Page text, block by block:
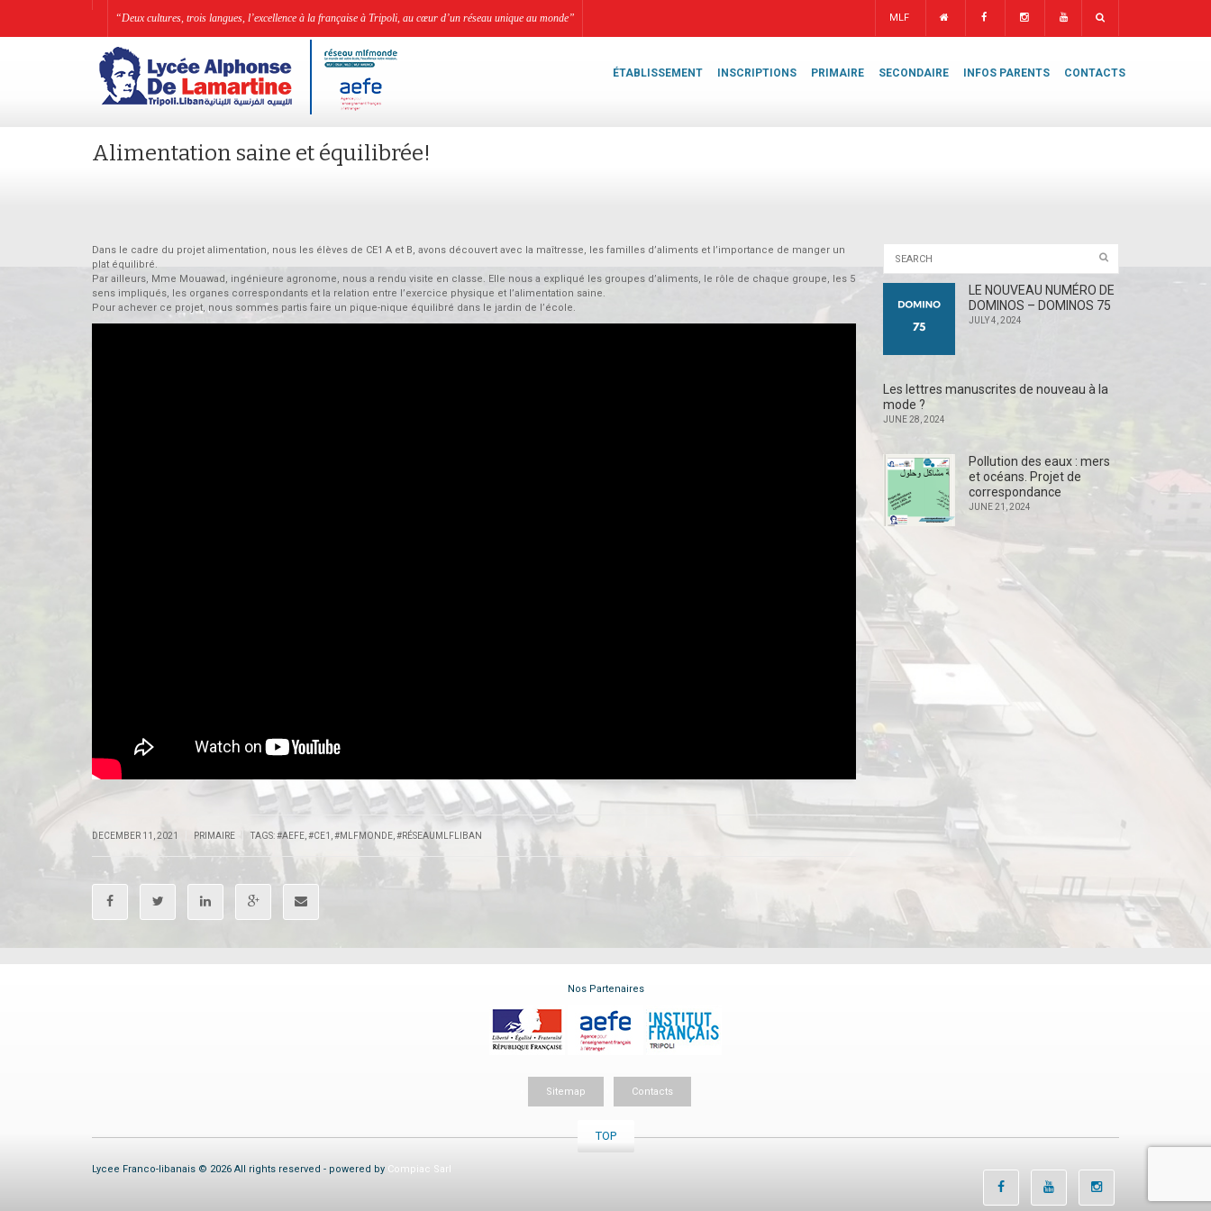
“Deux cultures, trois langues, l’excellence à la française à Tripoli, au cœur d’un réseau unique au monde” MLF
ÉTABLISSEMENT INSCRIPTIONS PRIMAIRE SECONDAIRE INFOS PARENTS CONTACTS
Alimentation saine et équilibrée!
Dans le cadre du projet alimentation, nous les élèves de CE1 A et B, avons découvert avec la maîtresse, les familles d’aliments et l’importance de manger un
plat équilibré.
Par ailleurs, Mme Mouawad, ingénieure agronome, nous a rendu visite en classe. Elle nous a expliqué les groupes d’aliments, le rôle de chaque groupe, les 5
sens impliqués, les organes correspondants et la relation entre l’exercice physique et l’alimentation saine.
Pour achever ce projet, nous sommes partis faire un pique-nique équilibré dans le jardin de l’école.
DECEMBER 11, 2021 PRIMAIRE TAGS:#AEFE #CE1 #MLFMONDE #RÉSEAUMLFLIBAN
LE NOUVEAU NUMÉRO DE
DOMINOS – DOMINOS 75
JULY 4, 2024
Les lettres manuscrites de nouveau à la
mode ?
JUNE 28, 2024
Pollution des eaux : mers
et océans. Projet de
correspondance
JUNE 21, 2024
Nos Partenaires
Sitemap Contacts
TOP
Lycee Franco-libanais © 2026 All rights reserved - powered by Compiac Sarl